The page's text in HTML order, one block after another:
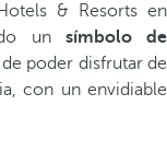
& Resorts en
un símbolo de
poder disfrutar de
con un envidiable